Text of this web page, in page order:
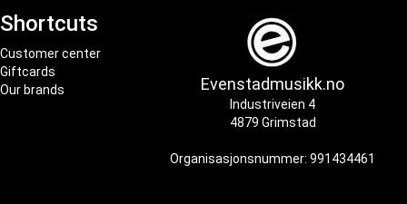
Shortcuts
Customer center
Giftcards
Our brands
Evenstadmusikk.no
Industriveien 4
4879 Grimstad
Organisasjonsnummer: 991434461